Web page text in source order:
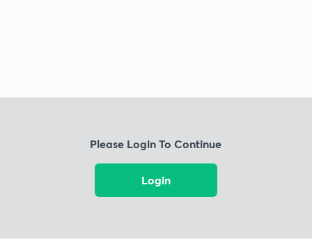
Please Login To Continue
Login